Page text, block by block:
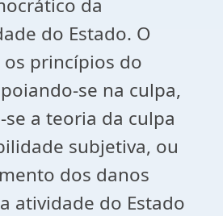
da
do Estado. O
os princípios do
se na culpa,
a teoria da culpa
subjetiva, ou
dos danos
atividade do Estado